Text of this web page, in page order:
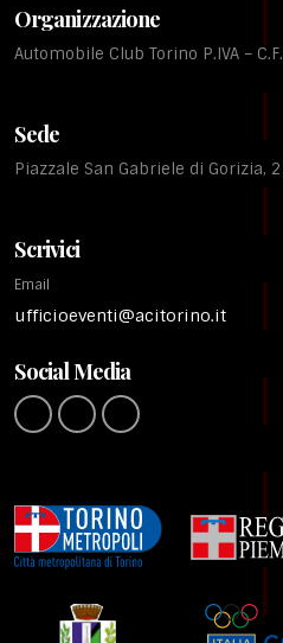
Organizzazione
Automobile Club Torino P.IVA –
Sede
Piazzale San Gabriele di Gorizia,
Scrivici
Email
ufficioeventi@acitorino.it
Social Media